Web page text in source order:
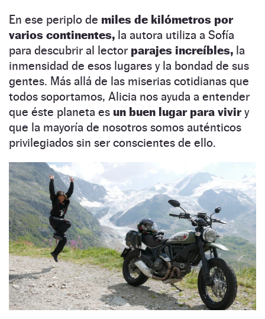
En ese periplo de miles de kilómetros por
varios continentes, la autora utiliza a Sofía
para descubrir al lector parajes increíbles, la
inmensidad de esos lugares y la bondad de sus
gentes. Más allá de las miserias cotidianas que
todos soportamos, Alicia nos ayuda a entender
que éste planeta es un buen lugar para viviry
que la mayoría de nosotros somos auténticos
privilegiados sin ser conscientes de ello.